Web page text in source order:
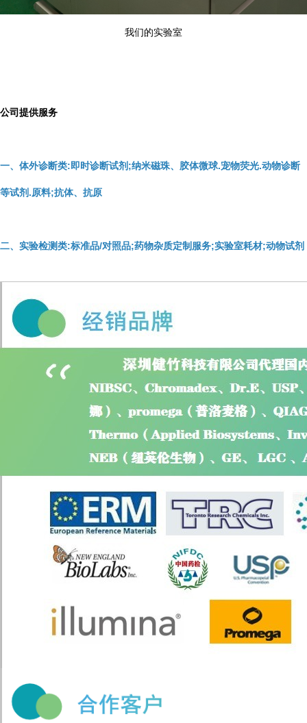
我们的实验室
公司提供服务
一、体外诊断类:即时诊断试剂;纳米磁珠、胶体微球.宠物荧光.动物诊断
等试剂.原料;抗体、抗原
二、实验检测类:标准品/对照品;药物杂质定制服务;实验室耗材;动物试剂